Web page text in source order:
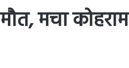
मचा कोहराम